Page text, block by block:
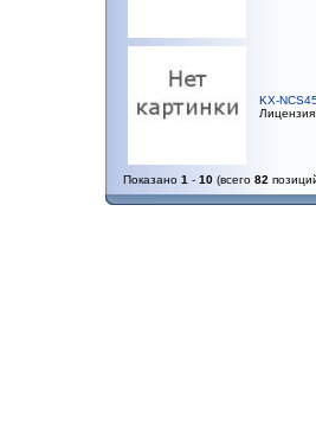
KX-
Показано 1 - 10 (всего 82